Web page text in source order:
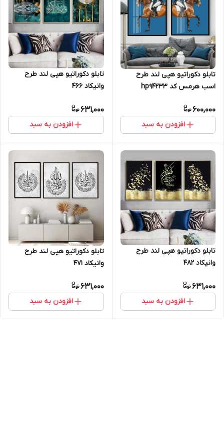
تابلو دکوراتیو هپی لند طرح
اسب هرمس کد hp94233
600,000
افزودن به سبد
تابلو دکوراتیو هپی لند طرح
وانیکاد 466
631,000
افزودن به سبد
تابلو دکوراتیو هپی لند طرح
وانیکاد 482
631,000
افزودن به سبد
تابلو دکوراتیو هپی لند طرح
وانیکاد 471
631,000
افزودن به سبد